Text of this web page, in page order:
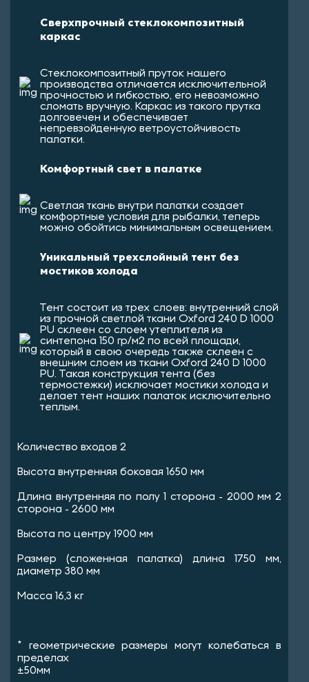
Сверхпрочный стеклокомпозитный
каркас
Стеклокомпозитный пруток нашего
производства отличается исключительной
прочностью и гибкостью, его невозможно
сломать вручную. Каркас из такого прутка
долговечен и обеспечивает
непревзойденную ветроустойчивость
палатки.
Комфортный свет в палатке
Светлая ткань внутри палатки создает
комфортные условия для рыбалки, теперь
можно обойтись минимальным освещением.
Уникальный трехслойный тент без
мостиков холода
Тент состоит из трех слоев: внутренний слой
из прочной светлой ткани Oxford 240 D 1000
PU склеен со слоем утеплителя из
синтепона 150 гр/м2 по всей площади,
который в свою очередь также склеен с
внешним слоем из ткани Oxford 240 D 1000
PU. Такая конструкция тента (без
термостежки) исключает мостики холода и
делает тент наших палаток исключительно
теплым.
Количество входов 2
Высота внутренняя боковая 1650 мм
Длина внутренняя по полу 1 сторона - 2000 мм 2
сторона - 2600 мм
Высота по центру 1900 мм
Размер (сложенная палатка) длина 1750 мм,
диаметр 380 мм
Масса 16,3 кг
* геометрические размеры могут колебаться в
пределах
±50мм